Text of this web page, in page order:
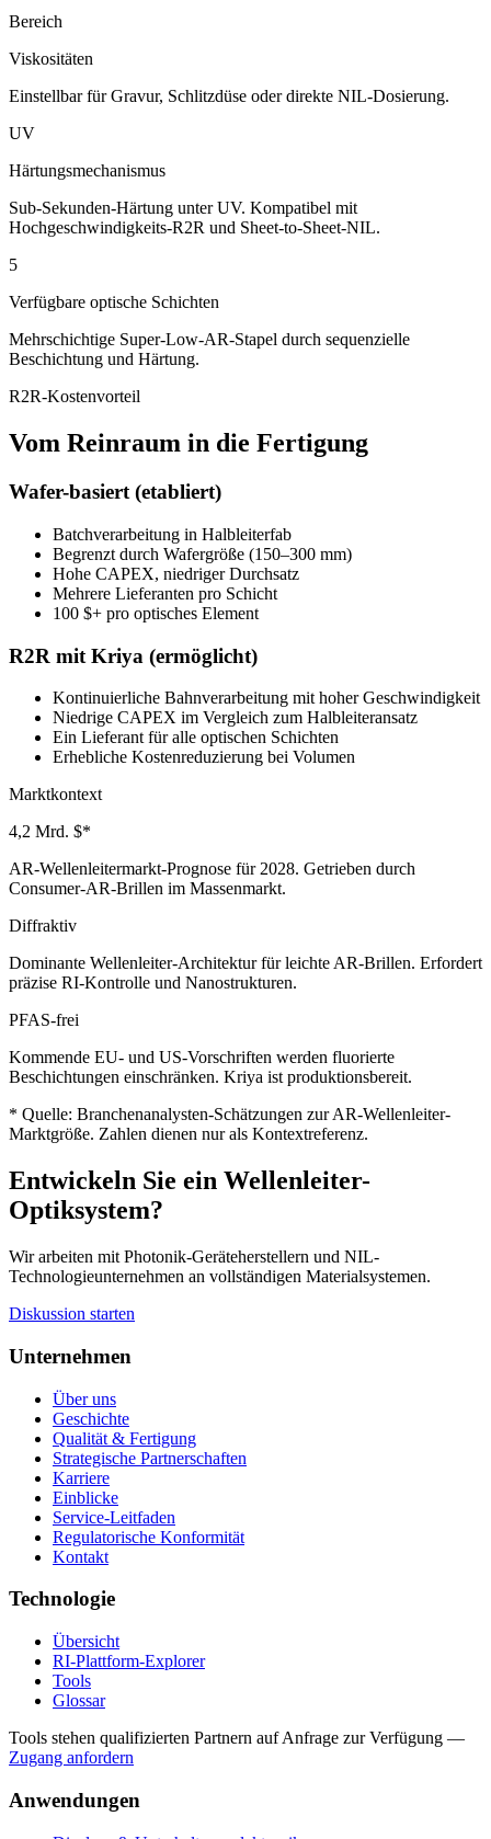
Bereich
Viskositäten
Einstellbar für Gravur, Schlitzdüse oder direkte NIL-Dosierung.
UV
Härtungsmechanismus
Sub-Sekunden-Härtung unter UV. Kompatibel mit
Hochgeschwindigkeits-R2R und Sheet-to-Sheet-NIL.
5
Verfügbare optische Schichten
Mehrschichtige Super-Low-AR-Stapel durch sequenzielle
Beschichtung und Härtung.
R2R-Kostenvorteil
Vom Reinraum in die Fertigung
Wafer-basiert (etabliert)
Batchverarbeitung in Halbleiterfab
Begrenzt durch Wafergröße (150–300 mm)
Hohe CAPEX, niedriger Durchsatz
Mehrere Lieferanten pro Schicht
100 $+ pro optisches Element
R2R mit Kriya (ermöglicht)
Kontinuierliche Bahnverarbeitung mit hoher Geschwindigkeit
Niedrige CAPEX im Vergleich zum Halbleiteransatz
Ein Lieferant für alle optischen Schichten
Erhebliche Kostenreduzierung bei Volumen
Marktkontext
4,2 Mrd. $*
AR-Wellenleitermarkt-Prognose für 2028. Getrieben durch
Consumer-AR-Brillen im Massenmarkt.
Diffraktiv
Dominante Wellenleiter-Architektur für leichte AR-Brillen. Erfordert
präzise RI-Kontrolle und Nanostrukturen.
PFAS-frei
Kommende EU- und US-Vorschriften werden fluorierte
Beschichtungen einschränken. Kriya ist produktionsbereit.
* Quelle: Branchenanalysten-Schätzungen zur AR-Wellenleiter-
Marktgröße. Zahlen dienen nur als Kontextreferenz.
Entwickeln Sie ein Wellenleiter-
Optiksystem?
Wir arbeiten mit Photonik-Geräteherstellern und NIL-
Technologieunternehmen an vollständigen Materialsystemen.
Diskussion starten
Unternehmen
Über uns
Geschichte
Qualität & Fertigung
Strategische Partnerschaften
Karriere
Einblicke
Service-Leitfaden
Regulatorische Konformität
Kontakt
Technologie
Übersicht
RI-Plattform-Explorer
Tools
Glossar
Tools stehen qualifizierten Partnern auf Anfrage zur Verfügung —
Zugang anfordern
Anwendungen